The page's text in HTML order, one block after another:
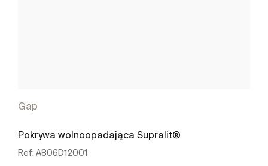
Gap
Pokrywa wolnoopadająca Supralit®
Ref: A806D12001